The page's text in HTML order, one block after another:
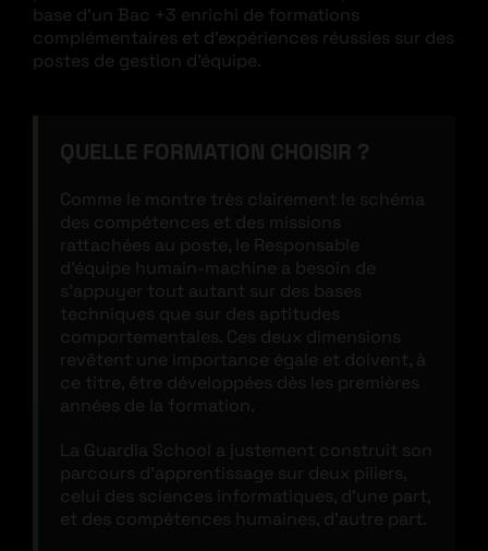
base d’un Bac +3 enrichi de formations
complémentaires et d’expériences réussies sur des
postes de gestion d’équipe.
QUELLE FORMATION CHOISIR ?
Comme le montre très clairement le schéma
des compétences et des missions
rattachées au poste, le Responsable
d’équipe humain-machine a besoin de
s’appuyer tout autant sur des bases
techniques que sur des aptitudes
comportementales. Ces deux dimensions
revêtent une importance égale et doivent, à
ce titre, être développées dès les premières
années de la formation.
La Guardia School a justement construit son
parcours d’apprentissage sur deux piliers,
celui des sciences informatiques, d’une part,
et des compétences humaines, d’autre part.